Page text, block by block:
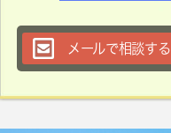
メールで相談する